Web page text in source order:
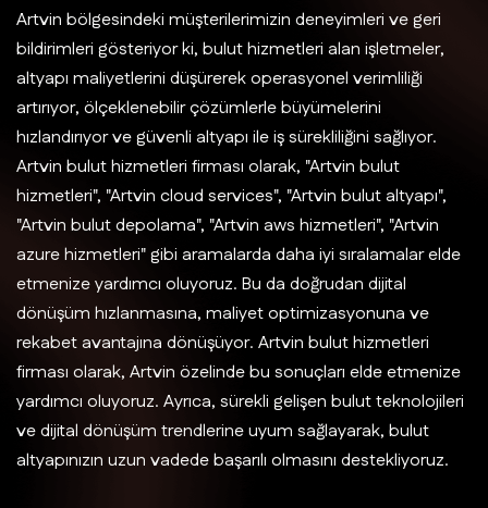
Artvin bölgesindeki müşterilerimizin deneyimleri ve geri
bildirimleri gösteriyor ki, bulut hizmetleri alan işletmeler,
altyapı maliyetlerini düşürerek operasyonel verimliliği
artırıyor, ölçeklenebilir çözümlerle büyümelerini
hızlandırıyor ve güvenli altyapı ile iş sürekliliğini sağlıyor.
Artvin bulut hizmetleri firması olarak, "Artvin bulut
hizmetleri", "Artvin cloud services", "Artvin bulut altyapı",
"Artvin bulut depolama", "Artvin aws hizmetleri", "Artvin
azure hizmetleri" gibi aramalarda daha iyi sıralamalar elde
etmenize yardımcı oluyoruz. Bu da doğrudan dijital
dönüşüm hızlanmasına, maliyet optimizasyonuna ve
rekabet avantajına dönüşüyor. Artvin bulut hizmetleri
firması olarak, Artvin özelinde bu sonuçları elde etmenize
yardımcı oluyoruz. Ayrıca, sürekli gelişen bulut teknolojileri
ve dijital dönüşüm trendlerine uyum sağlayarak, bulut
altyapınızın uzun vadede başarılı olmasını destekliyoruz.